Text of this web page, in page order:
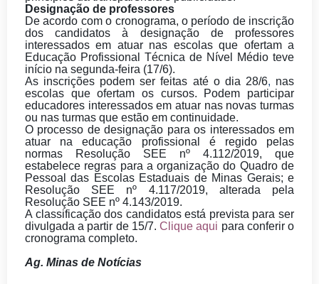
Designação de professores
De acordo com o cronograma, o período de inscrição
dos candidatos à designação de professores
interessados em atuar nas escolas que ofertam a
Educação Profissional Técnica de Nível Médio teve
início na segunda-feira (17/6).
As inscrições podem ser feitas até o dia 28/6, nas
escolas que ofertam os cursos. Podem participar
educadores interessados em atuar nas novas turmas
ou nas turmas que estão em continuidade.
O processo de designação para os interessados em
atuar na educação profissional é regido pelas
normas Resolução SEE nº 4.112/2019, que
estabelece regras para a organização do Quadro de
Pessoal das Escolas Estaduais de Minas Gerais; e
Resolução SEE nº 4.117/2019, alterada pela
Resolução SEE nº 4.143/2019.
A classificação dos candidatos está prevista para ser
divulgada a partir de 15/7.Clique aqui para conferir o
cronograma completo.
Ag. Minas de Notícias